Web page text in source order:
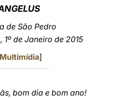
de São Pedro
1º de Janeiro de 2015
Multimídia]
bom dia e bom ano!